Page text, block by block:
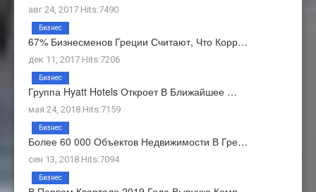
авг 24, 2017 Hits:7490
67% Бизнесменов Греции Считают, Что Корр…
дек 11, 2017 Hits:7206
Бизнес
Группа Hyatt Hotels Откроет В Ближайшее …
мая 24, 2018 Hits:7159
Бизнес
Более 60 000 Объектов Недвижимости В Гре…
сен 13, 2018 Hits:7094
Бизнес
Бизнес